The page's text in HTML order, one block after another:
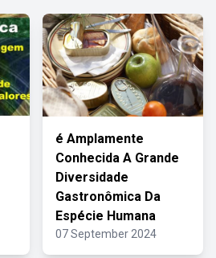
é Amplamente
Conhecida A Grande
Diversidade
Gastronômica Da
Espécie Humana
07 September 2024